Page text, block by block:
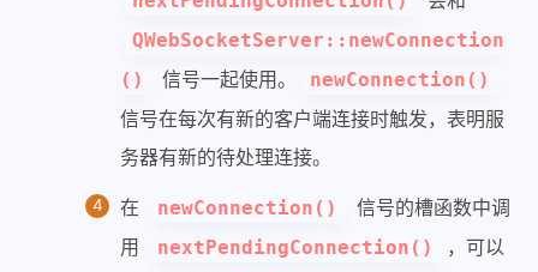
QWebSocketServer::newConnection
()
信号一起使用。 newConnection()
信号在每次有新的客户端连接时触发，表明服
务器有新的待处理连接。
在 newConnection()
信号的槽函数中调
用
nextPendingConnection()
，可以